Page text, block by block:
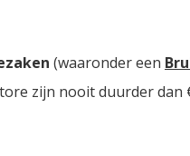
(waaronder een
zijn nooit duurder